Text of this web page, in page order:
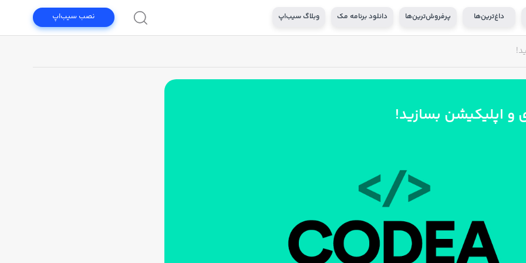
داغ‌ترین‌ها پرفروش‌ترین‌ها دانلود برنامه مک وبلاگ سیب‌اپ نصب سیب‌اپ
و اپلیکیشن بسازید!